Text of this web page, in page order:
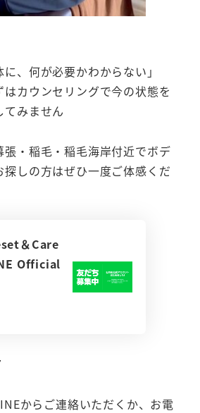
に、何が必要かわからない」
カウンセリングで今の状態を
てみません
張・稲毛・稲毛海岸付近でボデ
探しの方はぜひ一度ご体感くだ
＆Care
Official
からご連絡いただくか、お電